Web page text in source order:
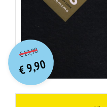
€19,90O
orspr
onkelijke
prijs
was:
€ 19,90.
€9,90
Huidige
prijs
is:
€ 9,90.